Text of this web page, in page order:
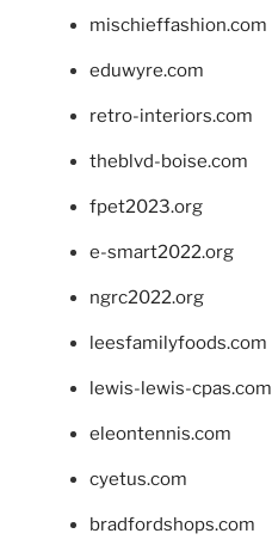
mischieffashion.com
eduwyre.com
retro-interiors.com
theblvd-boise.com
fpet2023.org
e-smart2022.org
ngrc2022.org
leesfamilyfoods.com
lewis-lewis-cpas.com
eleontennis.com
cyetus.com
bradfordshops.com